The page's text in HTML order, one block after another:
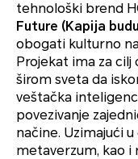
tehnološki brend
Future (Kapija
obogati kulturno
Projekat ima za
širom sveta da
veštačka
povezivanje
načine. Uzimajući
metaverzum, kao